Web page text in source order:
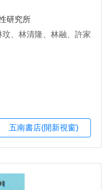
研究所
、林清隆、林融、許家
五南書店(開新視窗)